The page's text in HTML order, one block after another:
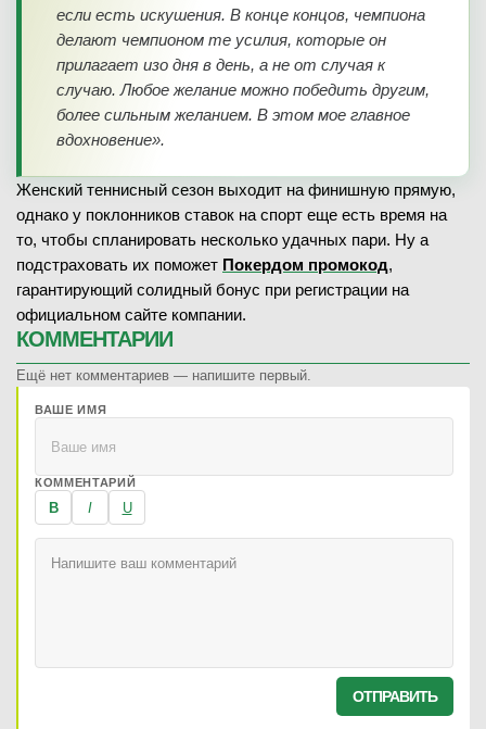
если есть искушения. В конце концов, чемпиона
делают чемпионом те усилия, которые он
прилагает изо дня в день, а не от случая к
случаю. Любое желание можно победить другим,
более сильным желанием. В этом мое главное
вдохновение».
Женский теннисный сезон выходит на финишную прямую,
однако у поклонников ставок на спорт еще есть время на
то, чтобы спланировать несколько удачных пари. Ну а
подстраховать их поможет Покердом промокод,
гарантирующий солидный бонус при регистрации на
официальном сайте компании.
КОММЕНТАРИИ
Ещё нет комментариев — напишите первый.
ВАШЕ ИМЯ
КОММЕНТАРИЙ
B I U
ОТПРАВИТЬ